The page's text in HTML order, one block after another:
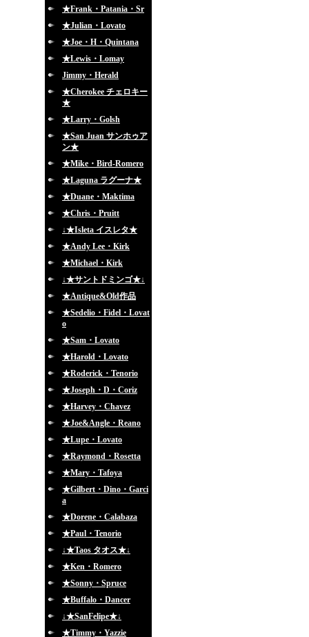
★Frank・Patania・Sr
★Julian・Lovato
★Joe・H・Quintana
★Lewis・Lomay
Jimmy・Herald
★Cherokee チェロキー
★
★Larry・Golsh
★San Juan サンホゥア
ン★
★Mike・Bird-Romero
★Laguna ラグーナ★
★Duane・Maktima
★Chris・Pruitt
↓★Isleta イスレタ★
★Andy Lee・Kirk
★Michael・Kirk
↓★サントドミンゴ★↓
★Antique&Old作品
★Sedelio・Fidel・Lovat
o
★Sam・Lovato
★Harold・Lovato
★Roderick・Tenorio
★Joseph・D・Coriz
★Harvey・Chavez
★Joe&Angle・Reano
★Lupe・Lovato
★Raymond・Rosetta
★Mary・Tafoya
★Gilbert・Dino・Garci
a
★Dorene・Calabaza
★Paul・Tenorio
↓★Taos タオス★↓
★Ken・Romero
★Sonny・Spruce
★Buffalo・Dancer
↓★SanFelipe★↓
★Timmy・Yazzie